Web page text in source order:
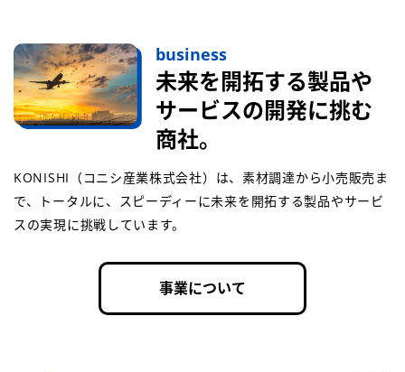
business
未来を開拓する製品や
サービスの開発に挑む
商社。
KONISHI（コニシ産業株式会社）は、素材調達から小売販売ま
で、トータルに、スピーディーに未来を開拓する製品やサービ
スの実現に挑戦しています。
事業について